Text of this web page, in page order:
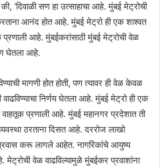
‘दिवाळी सण हा उत्साहाचा आहे. मुंबई मेट्रोची
आनंद होत आहे. मुंबई मेट्रो ही एक शाश्वत
प्रणाली आहे. मुंबईकरांसाठी मुंबई मेट्रोची वेळ
घेतला आहे.
मागणी होत होती, पण त्यावर ही वेळ केवळ
निर्णय घेतला आहे. मुंबई मेट्रो ही एक
वाहतूक प्रणाली आहे. मुंबई महानगर प्रदेशात ती
ठरताना दिसत आहे. दररोज लाखो
करू लागले आहेत. नागरिकांचे आयुष्य
वेळ वाढविल्यामुळे मुंबईकर प्रवाशांना